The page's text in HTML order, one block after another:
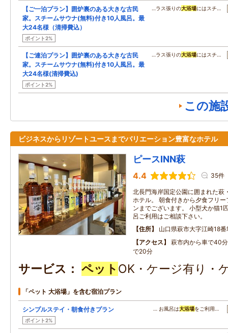
【ご一泊プラン】囲炉裏のある大きな古民
家。スチームサウナ(無料)付き10人風呂。最
大24名様（清掃費込）
ポイント2%
…ラス張りの大浴場にはスチ…
【ご連泊プラン】囲炉裏のある大きな古民
家。スチームサウナ(無料)付き10人風呂。最
大24名様(清掃費込)
ポイント2%
…ラス張りの大浴場にはスチ…
この施
ビジネスからリゾートユースまでバリエーション豊富なホテル
ピースINN萩
4.4 35件
北長門海岸国定公園に囲まれた萩
ホテル。 朝食付きから夕食フリ
ンまでございます。 小型犬か猫1
呂ご利用はご相談下さい。
住所
山口県萩市大字江崎18
アクセス
萩市内から車で40
で20分
サービス ペット OK・ケージ有り・
「ペット 大浴場」を含む宿泊プラン
シンプルステイ・朝食付きプラン
ポイント2%
… お風呂は大浴場をご利用…